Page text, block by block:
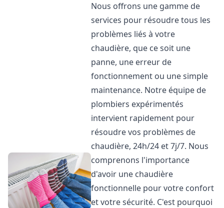
Nous offrons une gamme de
services pour résoudre tous les
problèmes liés à votre
chaudière, que ce soit une
panne, une erreur de
fonctionnement ou une simple
maintenance. Notre équipe de
plombiers expérimentés
intervient rapidement pour
résoudre vos problèmes de
chaudière, 24h/24 et 7j/7. Nous
comprenons l'importance
d'avoir une chaudière
fonctionnelle pour votre confort
et votre sécurité. C'est pourquoi